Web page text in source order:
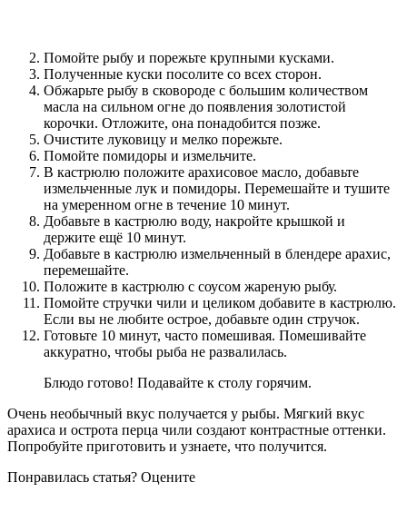
Помойте рыбу и порежьте крупными кусками.
Полученные куски посолите со всех сторон.
Обжарьте рыбу в сковороде с большим количеством
масла на сильном огне до появления золотистой
корочки. Отложите, она понадобится позже.
Очистите луковицу и мелко порежьте.
Помойте помидоры и измельчите.
В кастрюлю положите арахисовое масло, добавьте
измельченные лук и помидоры. Перемешайте и тушите
на умеренном огне в течение 10 минут.
Добавьте в кастрюлю воду, накройте крышкой и
держите ещё 10 минут.
Добавьте в кастрюлю измельченный в блендере арахис,
перемешайте.
Положите в кастрюлю с соусом жареную рыбу.
Помойте стручки чили и целиком добавите в кастрюлю.
Если вы не любите острое, добавьте один стручок.
Готовьте 10 минут, часто помешивая. Помешивайте
аккуратно, чтобы рыба не развалилась.
Блюдо готово! Подавайте к столу горячим.
Очень необычный вкус получается у рыбы. Мягкий вкус
арахиса и острота перца чили создают контрастные оттенки.
Попробуйте приготовить и узнаете, что получится.
Понравилась статья? Оцените